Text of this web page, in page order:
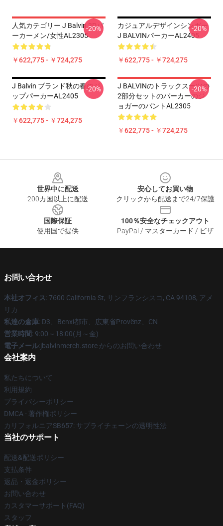
人気カテゴリー J Balvin 3Dパ
ーカーメン/女性AL2305
￥622,775 - ￥724,275
-20%
カジュアルデザインシンガー
J BALVINパーカーAL2405
￥622,775 - ￥724,275
-20%
J Balvin ブランド秋の春のジ
ップパーカーAL2405
￥622,775 - ￥724,275
-20%
J BALVINのトラックスーツの
2部分セットのパーカーのジ
ョガーのパントAL2305
￥622,775 - ￥724,275
-20%
世界中に配送
200カ国以上に配送
安心してお買い物
クリックから配送まで24/7保護
国際保証
使用国で提供
100％安全なチェックアウト
PayPal / マスターカード / ビザ
お問い合わせ
本社オフィス: 7600 California St, サンフランシスコ, CA 94108, アメ
リカ
私達の倉庫: D3、Benxi都市、広東省Provënz、CN
営業時間: 9:00～18:00(月～金)
電子メール:jbalvinmerch.store からのお問い合わせ
会社案内
私たちについて
利用規約
プライバシーポリシー
DMCA - 著作権ポリシー
カリフォルニアSB657: サプライチェーンの透明性法
当社のサポート
配送&配送ポリシー
支払条件
返品・返金ポリシー
お問い合わせ
カスタマーサポート(FAQ)
スタッフ